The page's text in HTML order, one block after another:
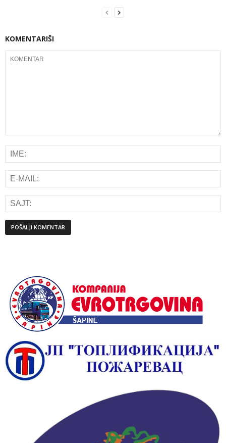
KOMENTARIŠI